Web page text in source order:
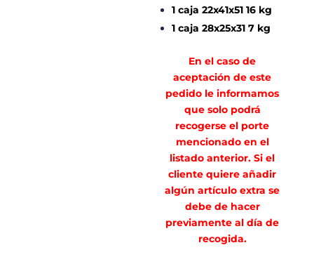
1 caja 22x41x51 16 kg
1 caja 28x25x31 7 kg
En el caso de
aceptación de este
pedido le informamos
que solo podrá
recogerse el porte
mencionado en el
listado anterior. Si el
cliente quiere añadir
algún artículo extra se
debe de hacer
previamente al día de
recogida.